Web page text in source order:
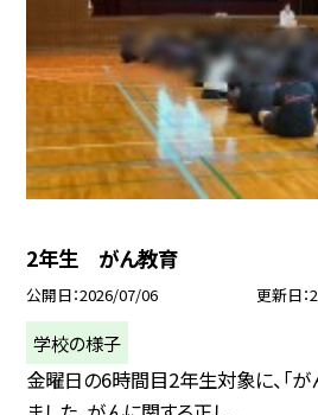
2年生 がん教育
公開日 2026/07/06 更新日
学校の様子
金曜日の6時間目2年生対象に、「